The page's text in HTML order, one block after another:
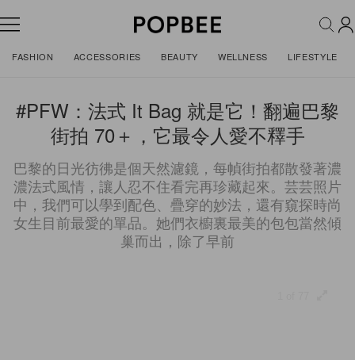
FASHION ACCESSORIES BEAUTY WELLNESS LIFESTYLE
#PFW：法式 It Bag 就是它！翻遍巴黎
街拍 70＋，它最令人愛不釋手
巴黎的日光彷彿是個天然濾鏡，每幀街拍都散發著濃
濃法式風情，讓人忍不住看完再珍藏起來。芸芸照片
中，我們可以學到配色、疊穿的妙法，還有窺探時尚
女生目前最愛的單品。她們衣櫥裏最美的包包當然傾
巢而出，除了早前